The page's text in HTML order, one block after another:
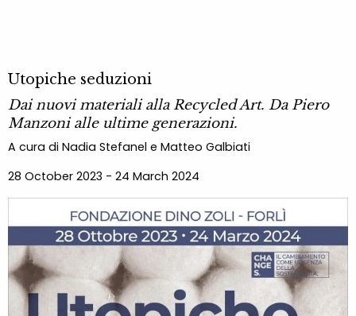
Utopiche seduzioni
Dai nuovi materiali alla Recycled Art. Da Piero
Manzoni alle ultime generazioni.
A cura di Nadia Stefanel e Matteo Galbiati
28 October 2023 - 24 March 2024